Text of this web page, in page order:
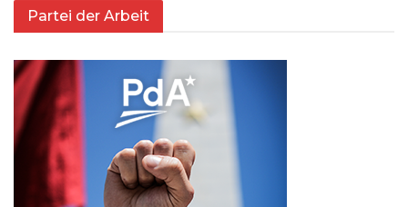
Partei der Arbeit